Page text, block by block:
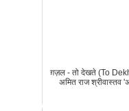
ग़ज़ल - तो देखते (To
अमित राज श्रीवास्तव